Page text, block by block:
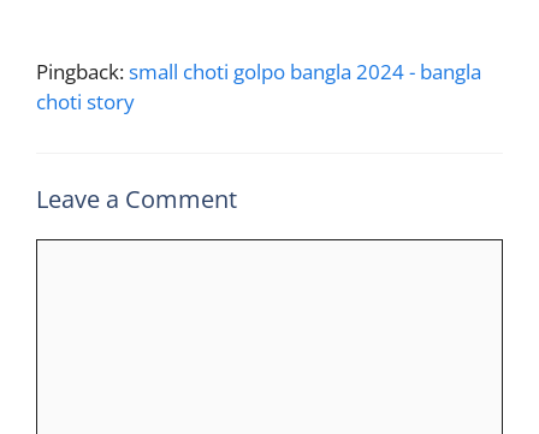
Pingback:small choti golpo bangla 2024 - bangla
choti story
Leave a Comment